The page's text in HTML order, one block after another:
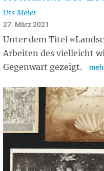
Urs Meier
27. März 2021
Unter dem Titel
Arbeiten des vielleicht
Gegenwart gezeigt.